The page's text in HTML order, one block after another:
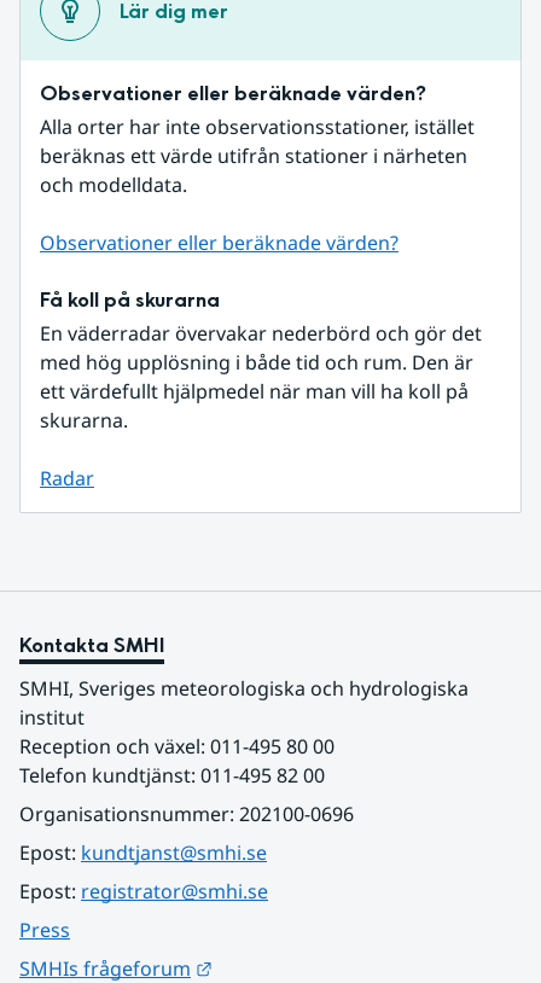
Lär dig mer
Observationer eller beräknade värden?
Alla orter har inte observationsstationer, istället
beräknas ett värde utifrån stationer i närheten
och modelldata.
Observationer eller beräknade värden?
Få koll på skurarna
En väderradar övervakar nederbörd och gör det
med hög upplösning i både tid och rum. Den är
ett värdefullt hjälpmedel när man vill ha koll på
skurarna.
Radar
Kontakta SMHI
SMHI, Sveriges meteorologiska och hydrologiska
institut
Reception och växel: 011-495 80 00
Telefon kundtjänst: 011-495 82 00
Organisationsnummer: 202100-0696
Epost: kundtjanst@smhi.se
Epost: registrator@smhi.se
Press
SMHIs frågeforum